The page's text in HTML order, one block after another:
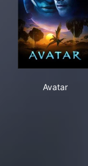
Avatar